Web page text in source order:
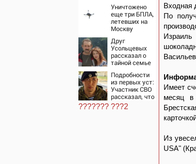
схватке с
медведем
Уничтожено
еще три БПЛА,
летевших на
Москву
Друг
Усольцевых
рассказал о
тайной семье
Подробности
из первых уст:
Участник СВО
рассказал, что
спасло его в
схватке с
??????? ???2
Входная
По
Имеет
месяц в
Из
USA"